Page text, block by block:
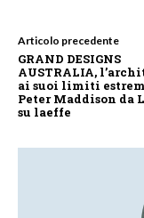
Articolo precedente
GRAND DESIGNS
AUSTRALIA,
ai suoi limiti
Peter Maddison da
su laeffe